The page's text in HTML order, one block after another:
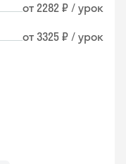
от 2282 ₽ / урок
от 3325 ₽ / урок